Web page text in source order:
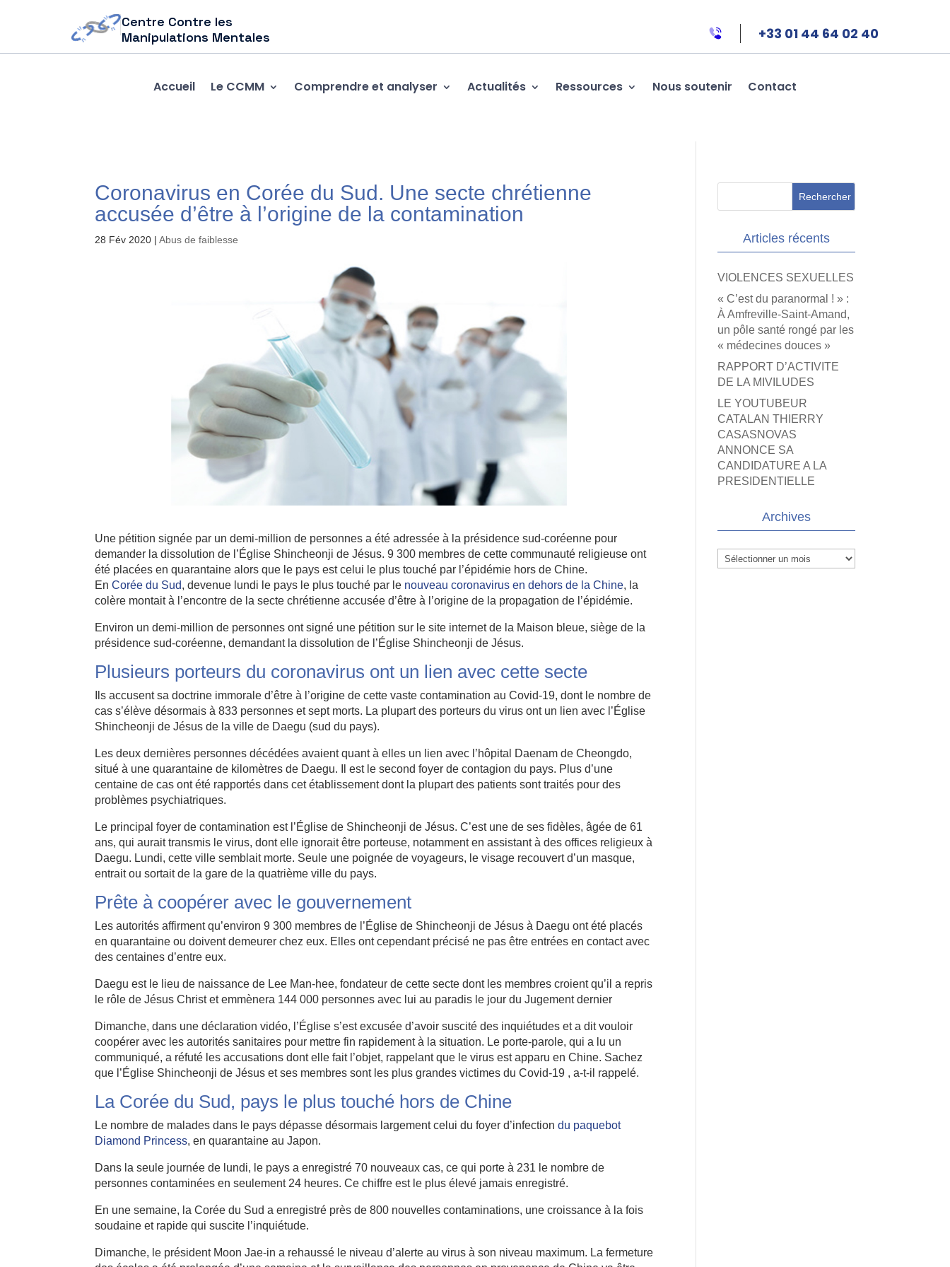
Centre Contre les
Manipulations Mentales
+33 01 44 64 02 40
Accueil Le CCMM Comprendre et analyser Actualités Ressources Nous soutenir Contact
Coronavirus en Corée du Sud. Une secte chrétienne
accusée d’être à l’origine de la contamination
28 Fév 2020 |Abus de faiblesse
Une pétition signée par un demi-million de personnes a été adressée à la présidence sud-coréenne pour
demander la dissolution de l’Église Shincheonji de Jésus. 9 300 membres de cette communauté religieuse ont
été placées en quarantaine alors que le pays est celui le plus touché par l’épidémie hors de Chine.
EnCorée du Sud, devenue lundi le pays le plus touché par le nouveau coronavirus en dehors de la Chine, la
colère montait à l’encontre de la secte chrétienne accusée d’être à l’origine de la propagation de l’épidémie.
Environ un demi-million de personnes ont signé une pétition sur le site internet de la Maison bleue, siège de la
présidence sud-coréenne, demandant la dissolution de l’Église Shincheonji de Jésus.
Plusieurs porteurs du coronavirus ont un lien avec cette secte
Ils accusentsa doctrine immorale d’être à l’origine de cette vaste contamination au Covid-19, dont le nombre de
cas s’élève désormais à 833 personnes et sept morts. La plupart des porteurs du virus ont un lien avec l’Église
Shincheonji de Jésus de la ville de Daegu (sud du pays).
Les deux dernières personnes décédées avaient quant à elles un lien avec l’hôpital Daenam de Cheongdo,
situé à une quarantaine de kilomètres de Daegu. Il est le second foyer de contagion du pays. Plus d’une
centaine de cas ont été rapportés dans cet établissement dont la plupart des patients sont traités pour des
problèmes psychiatriques.
Le principal foyer de contamination est l’Église de Shincheonji de Jésus. C’est une de ses fidèles, âgée de 61
ans, qui aurait transmis le virus, dont elle ignorait être porteuse, notamment en assistant à des offices religieux à
Daegu. Lundi, cette ville semblait morte. Seule une poignée de voyageurs, le visage recouvert d’un masque,
entrait ou sortait de la gare de la quatrième ville du pays.
Prête à coopérer avec le gouvernement
Les autorités affirment qu’environ 9 300 membres de l’Église de Shincheonji de Jésus à Daegu ont été placés
en quarantaine ou doivent demeurer chez eux. Elles ont cependant précisé ne pas être entrées en contact avec
des centaines d’entre eux.
Daegu est le lieu de naissance de Lee Man-hee, fondateur de cette secte dont les membres croient qu’il a repris
le rôle de Jésus Christ et emmènera 144 000 personnes avec lui au paradis le jour du Jugement dernier
Dimanche, dans une déclaration vidéo, l’Église s’est excusée d’avoirsuscité des inquiétudes et a dit vouloir
coopérer avec les autorités sanitaires pour mettre fin rapidementà la situation. Le porte-parole, qui a lu un
communiqué, a réfuté les accusations dont elle fait l’objet, rappelant que le virus est apparu en Chine. Sachez
que l’Église Shincheonji de Jésus et ses membres sont les plus grandes victimes du Covid-19 , a-t-il rappelé.
La Corée du Sud, pays le plus touché hors de Chine
Le nombre de malades dans le pays dépasse désormais largement celui du foyer d’infectiondu paquebot
Diamond Princess, en quarantaine au Japon.
Dans la seule journée de lundi, le pays a enregistré 70 nouveaux cas, ce qui porte à 231 le nombre de
personnes contaminées en seulement 24 heures. Ce chiffre est le plus élevé jamais enregistré.
En une semaine, la Corée du Sud a enregistré près de 800 nouvelles contaminations, une croissance à la fois
soudaine et rapide qui suscite l’inquiétude.
Dimanche, le président Moon Jae-in a rehaussé le niveau d’alerte au virus à son niveau maximum. La fermeture
Articles récents
VIOLENCES SEXUELLES
« C’est du paranormal ! » :
À Amfreville-Saint-Amand,
un pôle santé rongé par les
« médecines douces »
RAPPORT D’ACTIVITE
DE LA MIVILUDES
LE YOUTUBEUR
CATALAN THIERRY
CASASNOVAS
ANNONCE SA
CANDIDATURE A LA
PRESIDENTIELLE
Archives
Archives